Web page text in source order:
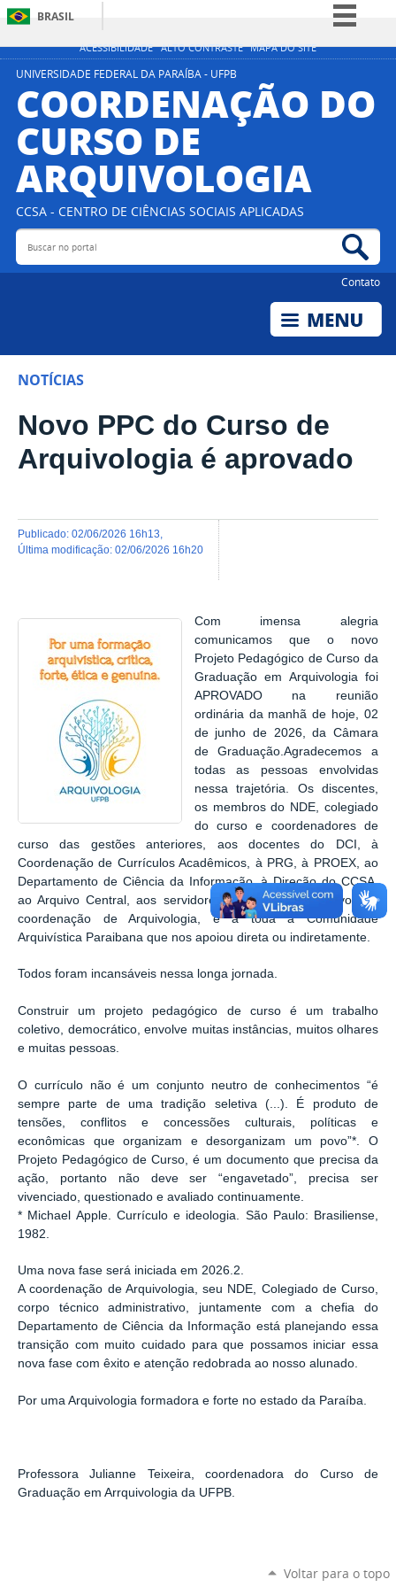
ACESSIBILIDADE ALTO CONTRASTE MAPA DO SITE
BRASIL
Simplifique!
Participe
Acesso à informação
Canais
UNIVERSIDADE FEDERAL DA PARAÍBA - UFPB
COORDENAÇÃO DO
CURSO DE
ARQUIVOLOGIA
CCSA - CENTRO DE CIÊNCIAS SOCIAIS APLICADAS
Buscar no portal
Contato
NOTÍCIAS
Novo PPC do Curso de
Arquivologia é aprovado
publicado: 02/06/2026 16h13
última modificação: 02/06/2026 16h20
Com imensa alegria
comunicamos que o novo
Projeto Pedagógico de Curso da
Graduação em Arquivologia foi
APROVADO na reunião
ordinária da manhã de hoje, 02
de junho de 2026, da Câmara
de Graduação.Agradecemos a
todas as pessoas envolvidas
nessa trajetória. Os discentes,
os membros do NDE, colegiado
do curso e coordenadores de
curso das gestões anteriores, aos docentes do DCI, à
Coordenação de Currículos Acadêmicos, à PRG, à PROEX, ao
Departamento de Ciência da Informação, à Direção do CCSA,
ao Arquivo Central, aos servidores técnico administrativos da
coordenação de Arquivologia, e a toda a Comunidade
Arquivística Paraibana que nos apoiou direta ou indiretamente.
Todos foram incansáveis nessa longa jornada.
Construir um projeto pedagógico de curso é um trabalho
coletivo, democrático, envolve muitas instâncias, muitos olhares
e muitas pessoas.
O currículo não é um conjunto neutro de conhecimentos “é
sempre parte de uma tradição seletiva (...). É produto de
tensões, conflitos e concessões culturais, políticas e
econômicas que organizam e desorganizam um povo”*. O
Projeto Pedagógico de Curso, é um documento que precisa da
ação, portanto não deve ser “engavetado”, precisa ser
vivenciado, questionado e avaliado continuamente.
* Michael Apple. Currículo e ideologia. São Paulo: Brasiliense,
1982.
Uma nova fase será iniciada em 2026.2.
A coordenação de Arquivologia, seu NDE, Colegiado de Curso,
corpo técnico administrativo, juntamente com a chefia do
Departamento de Ciência da Informação está planejando essa
transição com muito cuidado para que possamos iniciar essa
nova fase com êxito e atenção redobrada ao nosso alunado.
Por uma Arquivologia formadora e forte no estado da Paraíba.
Professora Julianne Teixeira, coordenadora do Curso de
Graduação em Arrquivologia da UFPB.
Voltar para o topo